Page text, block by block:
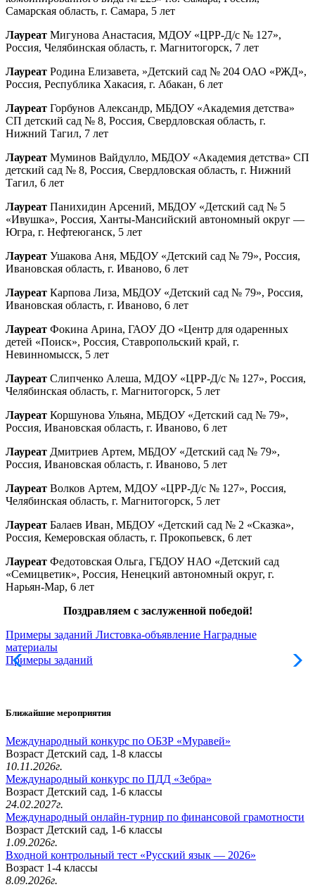
Самарская область, г. Самара, 5 лет
Лауреат Мигунова Анастасия, МДОУ «ЦРР-Д/с № 127»,
Россия, Челябинская область, г. Магнитогорск, 7 лет
Лауреат Родина Елизавета, »Детский сад № 204 ОАО «РЖД»,
Россия, Республика Хакасия, г. Абакан, 6 лет
Лауреат Горбунов Александр, МБДОУ «Академия детства»
СП детский сад № 8, Россия, Свердловская область, г.
Нижний Тагил, 7 лет
Лауреат Муминов Вайдулло, МБДОУ «Академия детства» СП
детский сад № 8, Россия, Свердловская область, г. Нижний
Тагил, 6 лет
Лауреат Панихидин Арсений, МБДОУ «Детский сад № 5
«Ивушка», Россия, Ханты-Мансийский автономный округ —
Югра, г. Нефтеюганск, 5 лет
Лауреат Ушакова Аня, МБДОУ «Детский сад № 79», Россия,
Ивановская область, г. Иваново, 6 лет
Лауреат Карпова Лиза, МБДОУ «Детский сад № 79», Россия,
Ивановская область, г. Иваново, 6 лет
Лауреат Фокина Арина, ГАОУ ДО «Центр для одаренных
детей «Поиск», Россия, Ставропольский край, г.
Невинномысск, 5 лет
Лауреат Слипченко Алеша, МДОУ «ЦРР-Д/с № 127», Россия,
Челябинская область, г. Магнитогорск, 5 лет
Лауреат Коршунова Ульяна, МБДОУ «Детский сад № 79»,
Россия, Ивановская область, г. Иваново, 6 лет
Лауреат Дмитриев Артем, МБДОУ «Детский сад № 79»,
Россия, Ивановская область, г. Иваново, 5 лет
Лауреат Волков Артем, МДОУ «ЦРР-Д/с № 127», Россия,
Челябинская область, г. Магнитогорск, 5 лет
Лауреат Балаев Иван, МБДОУ «Детский сад № 2 «Сказка»,
Россия, Кемеровская область, г. Прокопьевск, 6 лет
Лауреат Федотовская Ольга, ГБДОУ НАО «Детский сад
«Семицветик», Россия, Ненецкий автономный округ, г.
Нарьян-Мар, 6 лет
Поздравляем с заслуженной победой!
Примеры заданий Листовка-объявление Наградные
материалы
Примеры заданий
Ближайшие мероприятия
Международный конкурс по ОБЗР «Муравей»
Возраст Детский сад, 1-8 классы
10.11.2026г.
Международный конкурс по ПДД «Зебра»
Возраст Детский сад, 1-6 классы
24.02.2027г.
Международный онлайн-турнир по финансовой грамотности
Возраст Детский сад, 1-6 классы
1.09.2026г.
Входной контрольный тест «Русский язык — 2026»
Возраст 1-4 классы
8.09.2026г.